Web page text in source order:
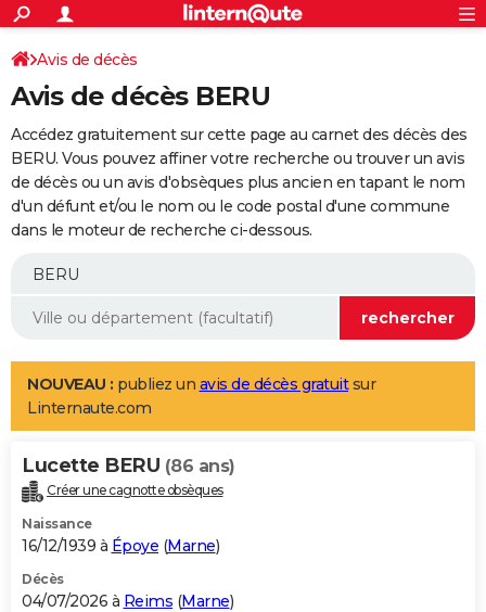
ACTUALITÉS
Politique
Société
Faits Divers
Education
Monde
Villes
+
SPORT
Coupe du monde 2026
Football
Tennis
Cyclisme
Rugby
Forum
Programme TV
TNT
Streaming
Cinéma
Sorties cinéma
Musique
+
FINANCE
Retraite
Impôts
Epargne
Immobilier
Risques naturels par ville
Banque
Assurance
Crédit
AUTO
Essais
Réserver un essai
Citadines
Berlines
SUV
Forum auto
+
Mobiles
Meilleur smartphone
Internet
Ordinateurs
Jeux vidéo
Guide high-tech
Aménagement intérieur
LIFESTYLE
Art de vivre
Bien-être
Loisirs
Mode
Modes de vie
Alimentation
Guide de la santé
Maladies
Médicaments
Sommeil
VOYAGE
Destinations
City break
Voyage nature
Voyage de noces
Forum
Climat
+PHOTO
GUIDES D'ACHAT
BONS PLANS
Avis de décès
Avis de décès BERU
Accédez gratuitement sur cette page au carnet des décès des
BERU. Vous pouvez affiner votre recherche ou trouver un avis
de décès ou un avis d'obsèques plus ancien en tapant le nom
d'un défunt et/ou le nom ou le code postal d'une commune
dans le moteur de recherche ci-dessous.
NOUVEAU : publiez un avis de décès gratuitsur
Linternaute.com
Lucette BERU (86 ans)
Créer une cagnotte obsèques
Naissance
16/12/1939 à Époye (Marne)
Décès
04/07/2026 à Reims (Marne)